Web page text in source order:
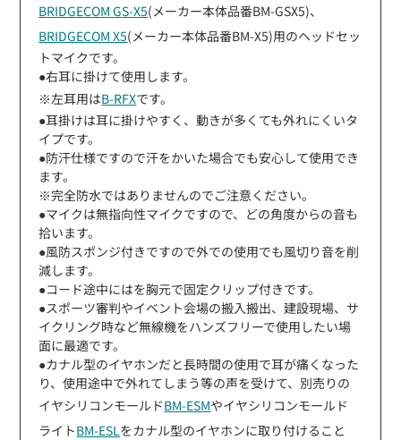
BRIDGECOM GS-X5(メーカー本体品番BM-GSX5)、
BRIDGECOM X5(メーカー本体品番BM-X5)用のヘッドセッ
トマイクです。
●右耳に掛けて使用します。
※左耳用はB-RFXです。
●耳掛けは耳に掛けやすく、動きが多くても外れにくいタ
イプです。
●防汗仕様ですので汗をかいた場合でも安心して使用でき
ます。
※完全防水ではありませんのでご注意ください。
●マイクは無指向性マイクですので、どの角度からの音も
拾います。
●風防スポンジ付きですので外での使用でも風切り音を削
減します。
●コード途中にはを胸元で固定クリップ付きです。
●スポーツ審判やイベント会場の搬入搬出、建設現場、サ
イクリング時など無線機をハンズフリーで使用したい場
面に最適です。
●カナル型のイヤホンだと長時間の使用で耳が痛くなった
り、使用途中で外れてしまう等の声を受けて、別売りの
イヤシリコンモールドBM-ESMやイヤシリコンモールド
ライトBM-ESLをカナル型のイヤホンに取り付けること